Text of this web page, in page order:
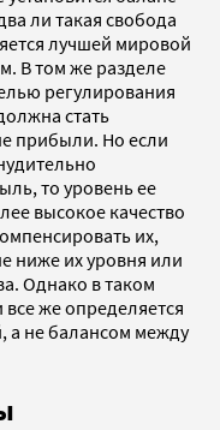
ли такая свобода
лучшей мировой
В том же разделе
регулирования
стать
прибыли. Но если
то уровень ее
высокое качество
их,
ниже их уровня или
Однако в таком
же определяется
а не балансом между